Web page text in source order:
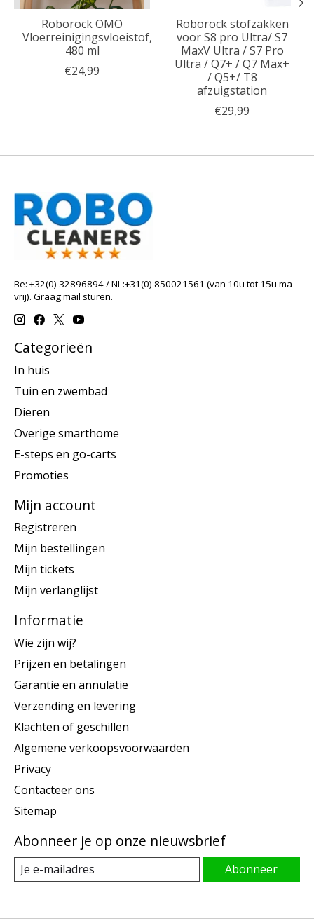
Roborock OMO
Vloerreinigingsvloeistof,
480 ml
€24,99
Roborock stofzakken
voor S8 pro Ultra/ S7
MaxV Ultra / S7 Pro
Ultra / Q7+ / Q7 Max+
/ Q5+/ T8
afzuigstation
€29,99
Be: +32(0) 32896894 / NL:+31(0) 850021561 (van 10u tot 15u ma-
vrij). Graag mail sturen.
Categorieën
In huis
Tuin en zwembad
Dieren
Overige smarthome
E-steps en go-carts
Promoties
Mijn account
Registreren
Mijn bestellingen
Mijn tickets
Mijn verlanglijst
Informatie
Wie zijn wij?
Prijzen en betalingen
Garantie en annulatie
Verzending en levering
Klachten of geschillen
Algemene verkoopsvoorwaarden
Privacy
Contacteer ons
Sitemap
Abonneer je op onze nieuwsbrief
Abonneer